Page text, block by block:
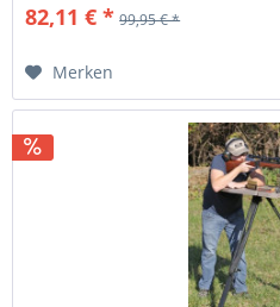
82,11 € * 99,95 € *
Merken